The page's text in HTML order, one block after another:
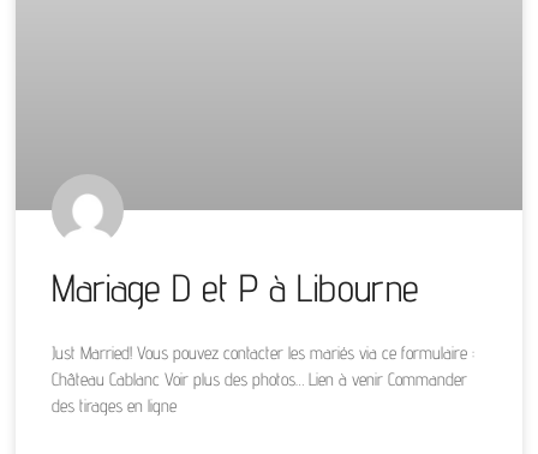
Mariage D et P à Libourne
Just Married! Vous pouvez contacter les mariés via ce formulaire :
Château Cablanc Voir plus des photos… Lien à venir Commander
des tirages en ligne